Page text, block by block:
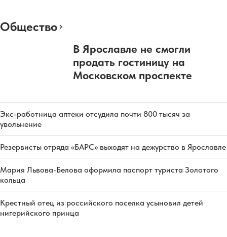
Общество
В Ярославле не смогли
продать гостиницу на
Московском проспекте
Экс-работница аптеки отсудила почти 800 тысяч за
увольнение
Резервисты отряда «БАРС» выходят на дежурство в Ярославле
Мария Львова-Белова оформила паспорт туриста Золотого
кольца
Крестный отец из российского поселка усыновил детей
нигерийского принца